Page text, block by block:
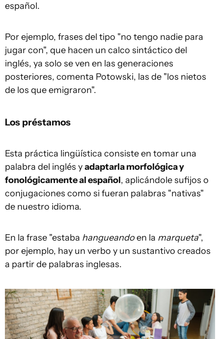
español.
Por ejemplo, frases del tipo "no tengo nadie para
jugar con", que hacen un calco sintáctico del
inglés, ya solo se ven en las generaciones
posteriores, comenta Potowski, las de "los nietos
de los que emigraron".
Los préstamos
Esta práctica lingüística consiste en tomar una
palabra del inglés yadaptarla morfológica y
fonológicamente al español, aplicándole sufijos o
conjugaciones como si fueran palabras "nativas"
de nuestro idioma.
En la frase "estaba hangueandoen la marqueta",
por ejemplo, hay un verbo y un sustantivo creados
a partir de palabras inglesas.